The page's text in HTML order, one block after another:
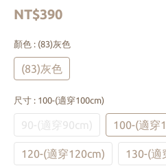
NT$390
顏色 : (83)灰色
(83)灰色
尺寸 : 100-(適穿100cm)
90-(適穿90cm) 100-(適穿
120-(適穿120cm) 130-(適